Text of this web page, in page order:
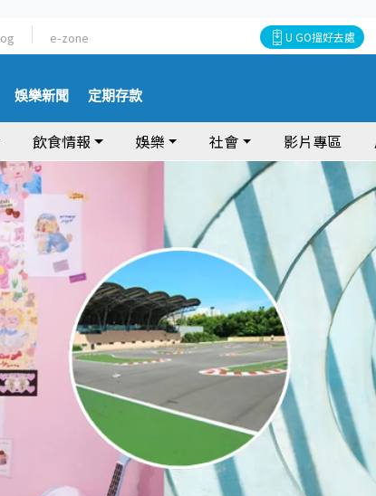
e-zone U GO搵好去處
娛樂新聞 定期存款
飲食情報 娛樂 社會 影片專區